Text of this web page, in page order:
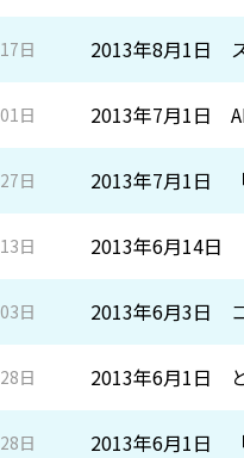
日 2013年8月1日
日 2013年7月1日
日 2013年7月1日
日 2013年6月14日
日 2013年6月3日
日 2013年6月1日
日 2013年6月1日